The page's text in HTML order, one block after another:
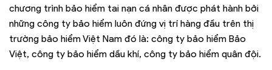
chương trình bảo hiểm tai nạn cá nhân được phát hành bởi
những công ty bảo hiểm luôn đứng vị trí hàng đầu trên thị
trường bảo hiểm Việt Nam đó là: công ty bảo hiểm Bảo
Việt, công ty bảo hiểm dầu khí, công ty bảo hiểm quân đội.